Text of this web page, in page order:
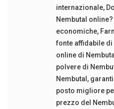
internazionale,
Nembutal
economiche,
fonte affidabile di
online di Nembutal
polvere di
Nembutal ,
posto migliore
prezzo del